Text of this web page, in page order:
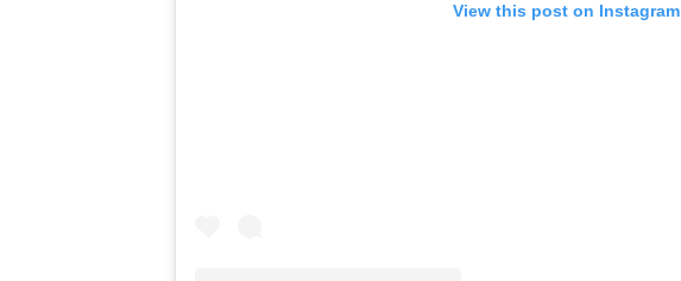
View this post on Instagram